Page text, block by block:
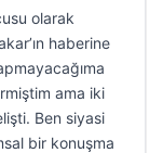
olarak
haberine
ama iki
Ben siyasi
bir konuşma